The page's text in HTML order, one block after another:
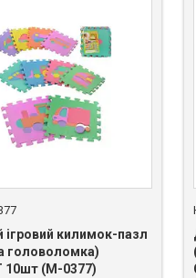
ігровий килимок-пазл
головоломка)
10шт (M-0377)